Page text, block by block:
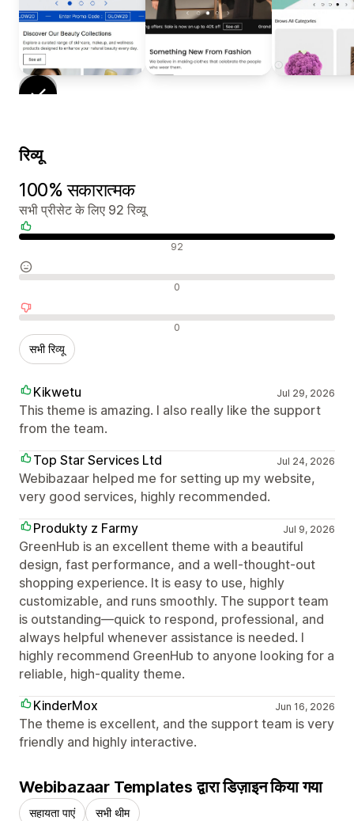
रिव्यू
100% सकारात्मक
सभी प्रीसेट के लिए 92 रिव्यू
92
0
0
सभी रिव्यू
Kikwetu Jul 29, 2026
This theme is amazing. I also really like the support
from the team.
Top Star Services Ltd
Jul 24, 2026
Webibazaar helped me for setting up my website,
very good services, highly recommended.
Produkty z Farmy
Jul 9, 2026
GreenHub is an excellent theme with a beautiful
design, fast performance, and a well-thought-out
shopping experience. It is easy to use, highly
customizable, and runs smoothly. The support team
is outstanding—quick to respond, professional, and
always helpful whenever assistance is needed. I
highly recommend GreenHub to anyone looking for a
reliable, high-quality theme.
KinderMox
Jun 16, 2026
The theme is excellent, and the support team is very
friendly and highly interactive.
Webibazaar Templates द्वारा डिज़ाइन किया गया
सहायता पाएं सभी थीम